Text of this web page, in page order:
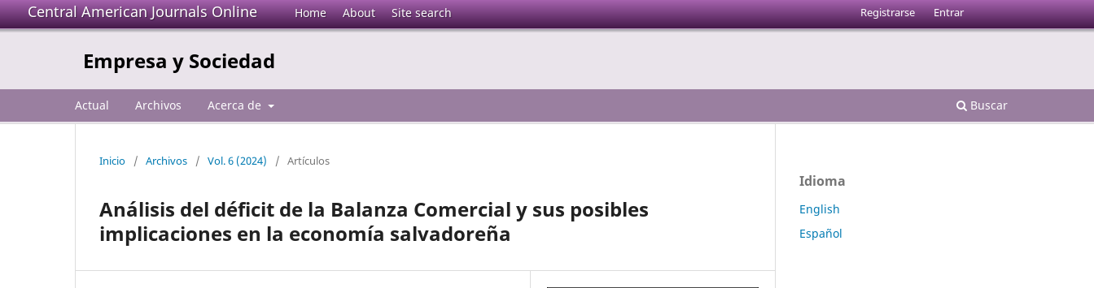
Central American Journals Online Home About Site search
Empresa y Sociedad
Actual Archivos Acerca de Buscar
Registrarse Entrar
Inicio / Archivos / Vol. 6 (2024) / Artículos
Análisis del déficit de la Balanza Comercial y sus posibles
implicaciones en la economía salvadoreña
Idioma
English
Español